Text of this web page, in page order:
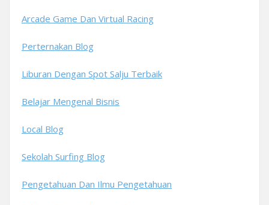
Arcade Game Dan Virtual Racing
Perternakan Blog
Liburan Dengan Spot Salju Terbaik
Belajar Mengenal Bisnis
Local Blog
Sekolah Surfing Blog
Pengetahuan Dan Ilmu Pengetahuan